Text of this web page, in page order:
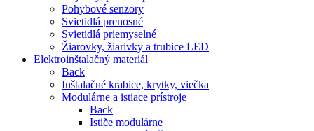
Pohybové senzory
Svietidlá prenosné
Svietidlá priemyselné
Žiarovky, žiarivky a trubice LED
Elektroinštalačný materiál
Back
Inštalačné krabice, krytky, viečka
Modulárne a istiace prístroje
Back
Ističe modulárne